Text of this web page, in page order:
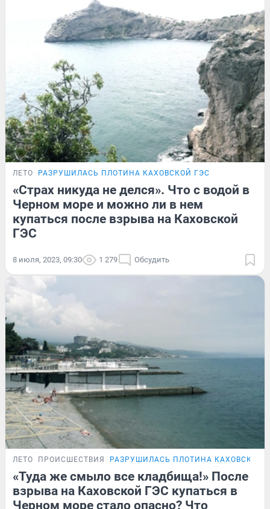
ЛЕТО РАЗРУШИЛАСЬ ПЛОТИНА КАХОВСКОЙ ГЭС
«Страх никуда не делся». Что с водой в
Черном море и можно ли в нем
купаться после взрыва на Каховской
ГЭС
8 июля, 2023, 09:30 1 279 Обсудить
ЛЕТО ПРОИСШЕСТВИЯ РАЗРУШИЛАСЬ ПЛОТИНА КАХОВСКОЙ
«Туда же смыло все кладбища!» После
взрыва на Каховской ГЭС купаться в
Черном море стало опасно? Что